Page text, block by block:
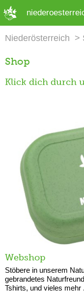
Niederösterreich
Shop
Klick dich durch
Webshop
Stöbere in unserem
gebrandetes
Tshirts, und vieles mehr